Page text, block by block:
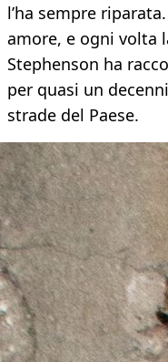
l’ha sempre
amore, e ogni volta
Stephenson ha
per quasi un
strade del Paese.